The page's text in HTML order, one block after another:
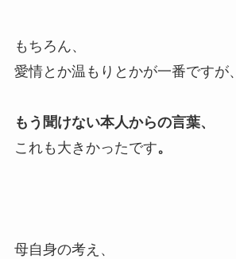
もちろん、
愛情とか温もりとかが一番ですが、
もう聞けない本人からの言葉、
これも大きかったです。
母自身の考え、